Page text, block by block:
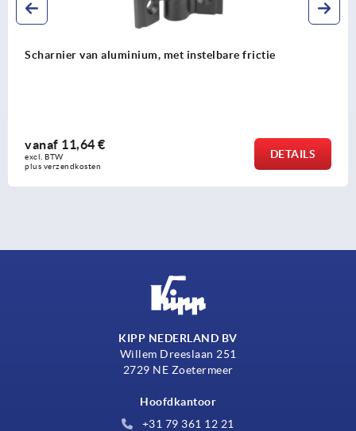
Scharnier van aluminium, met instelbare frictie
vanaf 11,64 €
excl. BTW
plus verzendkosten
DETAILS
KIPP NEDERLAND BV
Willem Dreeslaan 251
2729 NE Zoetermeer
Hoofdkantoor
+31 79 361 12 21